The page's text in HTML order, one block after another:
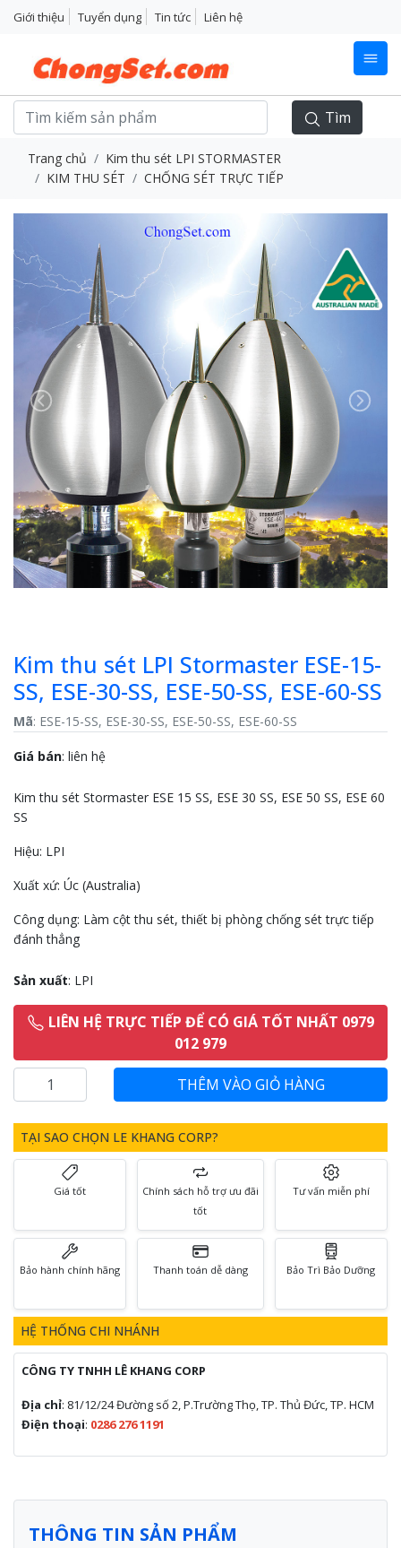
Giới thiệu Tuyển dụng Tin tức Liên hệ
Tìm
Trang chủ
Kim thu sét LPI STORMASTER
KIM THU SÉT
CHỐNG SÉT TRỰC TIẾP
Previous Next
Kim thu sét LPI Stormaster ESE-15-
SS, ESE-30-SS, ESE-50-SS, ESE-60-SS
Mã: ESE-15-SS, ESE-30-SS, ESE-50-SS, ESE-60-SS
Giá bán: liên hệ
Kim thu sét Stormaster ESE 15 SS, ESE 30 SS, ESE 50 SS, ESE 60
SS
Hiệu: LPI
Xuất xứ: Úc (Australia)
Công dụng: Làm cột thu sét, thiết bị phòng chống sét trực tiếp
đánh thẳng
Sản xuất: LPI
LIÊN HỆ TRỰC TIẾP ĐỂ CÓ GIÁ TỐT NHẤT 0979
012 979
TẠI SAO CHỌN LE KHANG CORP?
Giá tốt
Chính sách hỗ trợ ưu đãi
tốt
Tư vấn miễn phí
Bảo hành chính hãng Thanh toán dễ dàng Bảo Trì Bảo Dưỡng
HỆ THỐNG CHI NHÁNH
CÔNG TY TNHH LÊ KHANG CORP
Địa chỉ: 81/12/24 Đường số 2, P.Trường Thọ, TP. Thủ Đức, TP. HCM
Điện thoại: 0286 276 1191
THÔNG TIN SẢN PHẨM